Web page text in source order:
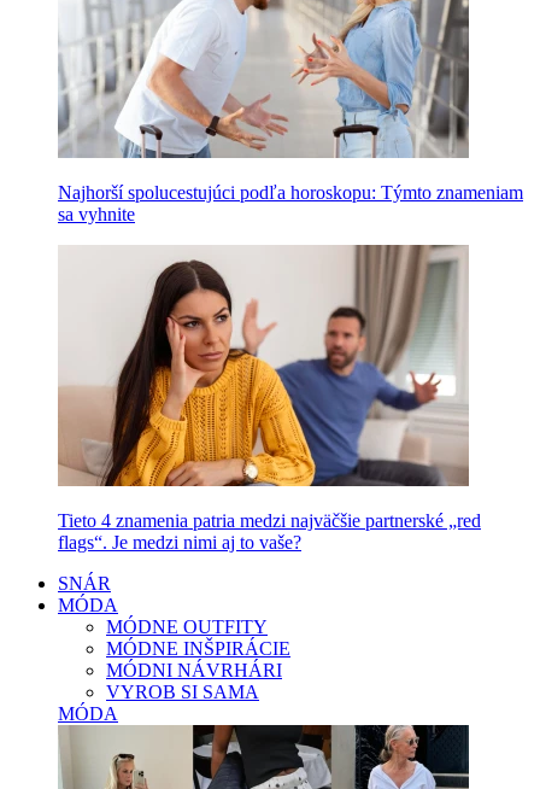
Najhorší spolucestujúci podľa horoskopu: Týmto znameniam
sa vyhnite
Tieto 4 znamenia patria medzi najväčšie partnerské „red
flags“. Je medzi nimi aj to vaše?
SNÁR
MÓDA
MÓDNE OUTFITY
MÓDNE INŠPIRÁCIE
MÓDNI NÁVRHÁRI
VYROB SI SAMA
MÓDA